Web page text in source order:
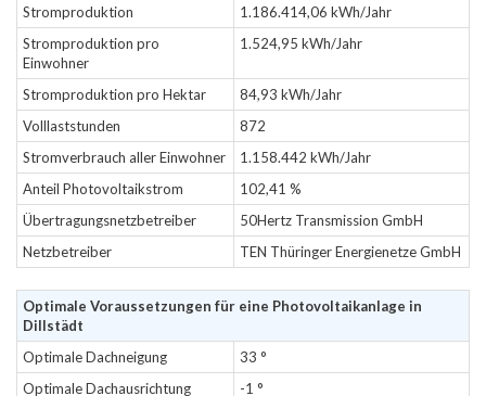
Stromproduktion
1.186.414,06 kWh/Jahr
Stromproduktion pro
Einwohner
1.524,95 kWh/Jahr
Stromproduktion pro Hektar
84,93 kWh/Jahr
Volllaststunden
872
Stromverbrauch aller Einwohner
1.158.442 kWh/Jahr
Anteil Photovoltaikstrom
102,41 %
Übertragungsnetzbetreiber
50Hertz Transmission GmbH
Netzbetreiber
TEN Thüringer Energienetze GmbH
Optimale Voraussetzungen für eine Photovoltaikanlage in
Dillstädt
Optimale Dachneigung
33 °
Optimale Dachausrichtung
-1 °